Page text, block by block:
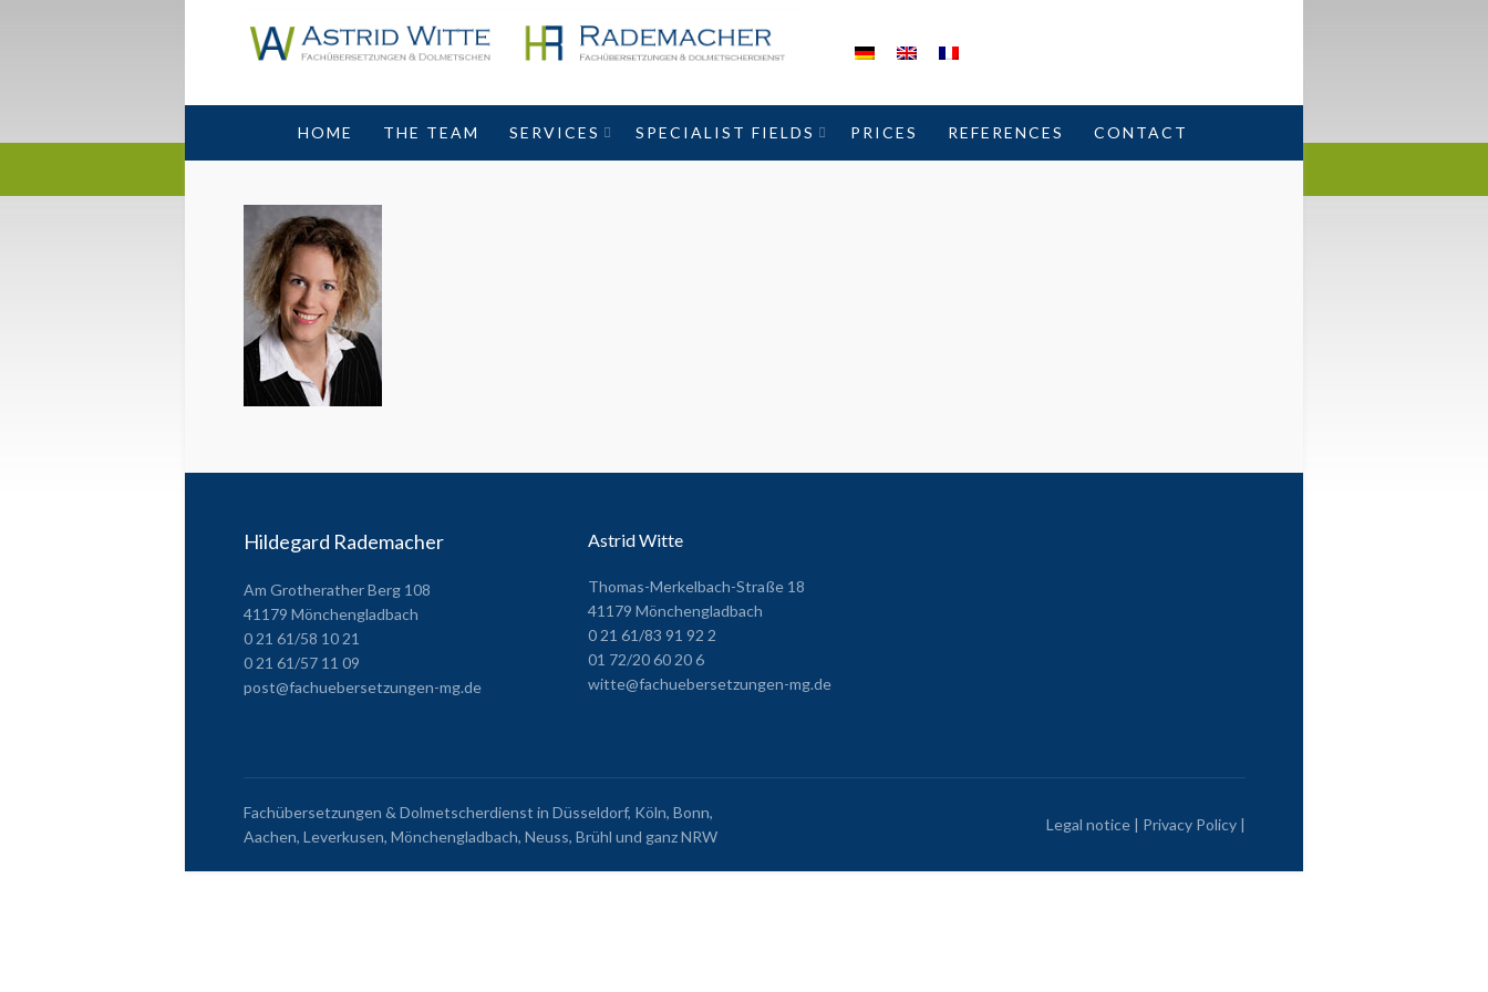
HOME THE TEAM SERVICES SPECIALIST FIELDS PRICES REFERENCES CONTACT
Hildegard Rademacher
Am Grotherather Berg 108
41179 Mönchengladbach
0 21 61/58 10 21
0 21 61/57 11 09
post@fachuebersetzungen-mg.de
Astrid Witte
Thomas-Merkelbach-Straße 18
41179 Mönchengladbach
0 21 61/83 91 92 2
01 72/20 60 20 6
witte@fachuebersetzungen-mg.de
Fachübersetzungen & Dolmetscherdienst in Düsseldorf, Köln, Bonn,
Aachen, Leverkusen, Mönchengladbach, Neuss, Brühl und ganz NRW
Legal notice| Privacy Policy|